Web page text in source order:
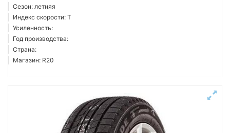
Сезон: летняя
Индекс скорости: T
Усиленность:
Год производства:
Страна:
Магазин: R20
Все бренды
Тип транспортного средства
Усиленная шина
Подобрать